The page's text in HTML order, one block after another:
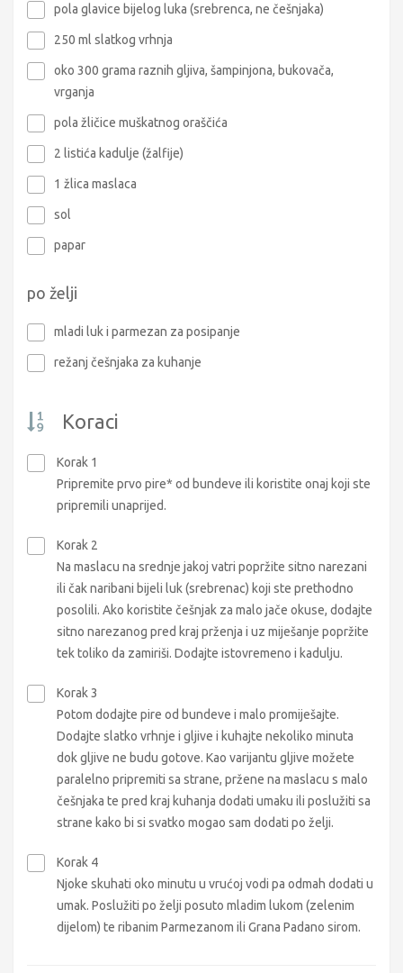
pola glavice bijelog luka (srebrenca, ne češnjaka)
250 ml slatkog vrhnja
oko 300 grama raznih gljiva, šampinjona, bukovača,
vrganja
pola žličice muškatnog oraščića
2 listića kadulje (žalfije)
1 žlica maslaca
sol
papar
po želji
mladi luk i parmezan za posipanje
režanj češnjaka za kuhanje
Koraci
Korak 1
Pripremite prvo pire* od bundeve ili koristite onaj koji ste
pripremili unaprijed.
Korak 2
Na maslacu na srednje jakoj vatri popržite sitno narezani
ili čak naribani bijeli luk (srebrenac) koji ste prethodno
posolili. Ako koristite češnjak za malo jače okuse, dodajte
sitno narezanog pred kraj prženja i uz miješanje popržite
tek toliko da zamiriši. Dodajte istovremeno i kadulju.
Korak 3
Potom dodajte pire od bundeve i malo promiješajte.
Dodajte slatko vrhnje i gljive i kuhajte nekoliko minuta
dok gljive ne budu gotove. Kao varijantu gljive možete
paralelno pripremiti sa strane, pržene na maslacu s malo
češnjaka te pred kraj kuhanja dodati umaku ili poslužiti sa
strane kako bi si svatko mogao sam dodati po želji.
Korak 4
Njoke skuhati oko minutu u vrućoj vodi pa odmah dodati u
umak. Poslužiti po želji posuto mladim lukom (zelenim
dijelom) te ribanim Parmezanom ili Grana Padano sirom.